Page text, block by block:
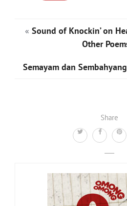
Share
« Sound of Knockin’ on
Other
Semayam dan